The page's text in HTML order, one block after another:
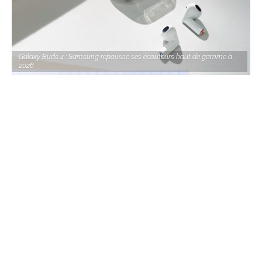
Galaxy Buds 4 : Samsung repousse ses écouteurs haut de gamme à
2026